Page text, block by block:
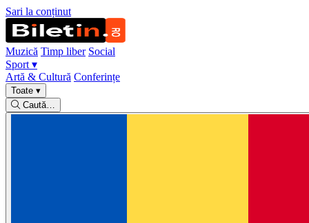
Sari la conținut
Muzică Timp liber Social
Sport ▾
Artă & Cultură Conferințe
Toate ▾
Caută…